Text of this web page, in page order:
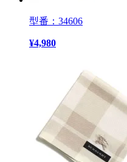
型番：34606
¥4,980